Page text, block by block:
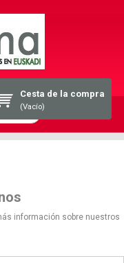
Cesta de la compra
(Vacío)
información sobre nuestros